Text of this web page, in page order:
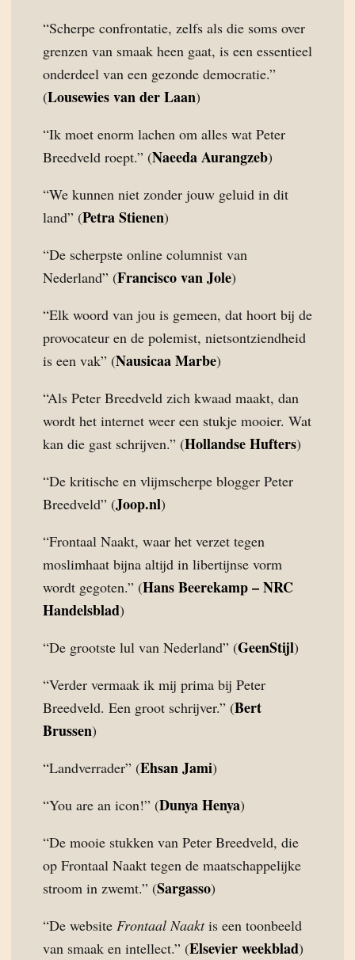
“Scherpe confrontatie, zelfs als die soms over
grenzen van smaak heen gaat, is een essentieel
onderdeel van een gezonde democratie.”
(Lousewies van der Laan)
“Ik moet enorm lachen om alles wat Peter
Breedveld roept.” (Naeeda Aurangzeb)
“We kunnen niet zonder jouw geluid in dit
land” (Petra Stienen)
“De scherpste online columnist van
Nederland” (Francisco van Jole)
“Elk woord van jou is gemeen, dat hoort bij de
provocateur en de polemist, nietsontziendheid
is een vak” (Nausicaa Marbe)
“Als Peter Breedveld zich kwaad maakt, dan
wordt het internet weer een stukje mooier. Wat
kan die gast schrijven.” (Hollandse Hufters)
“De kritische en vlijmscherpe blogger Peter
Breedveld” (Joop.nl)
“Frontaal Naakt, waar het verzet tegen
moslimhaat bijna altijd in libertijnse vorm
wordt gegoten.” (Hans Beerekamp – NRC
Handelsblad)
“De grootste lul van Nederland” (GeenStijl)
“Verder vermaak ik mij prima bij Peter
Breedveld. Een groot schrijver.” (Bert
Brussen)
“Landverrader” (Ehsan Jami)
“You are an icon!” (Dunya Henya)
“De mooie stukken van Peter Breedveld, die
op Frontaal Naakt tegen de maatschappelijke
stroom in zwemt.” (Sargasso)
“De website Frontaal Naaktis een toonbeeld
van smaak en intellect.” (Elsevier weekblad)